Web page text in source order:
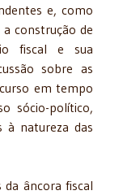
e, como
construção de
fiscal e sua
sobre as
em tempo
sócio-político,
à natureza das
âncora fiscal